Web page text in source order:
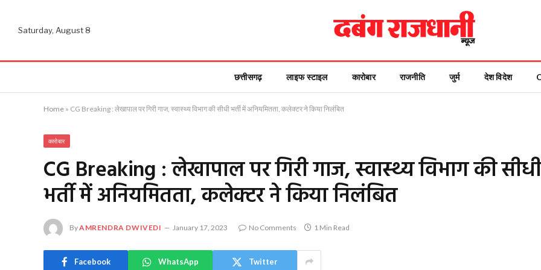
Saturday, August 8
छत्तीसगढ़ लाइफ स्टाइल कारोबार राजनीति जुर्म देश विदेश
Home » CG Breaking : लेखापाल पर गिरी गाज, स्वास्थ्य विभाग की सीधी भर्ती में अनियमितता, कलेक्टर ने किया निलंबित
कारोबार
CG Breaking : लेखापाल पर गिरी गाज, स्वास्थ्य विभाग की
भर्ती में अनियमितता, कलेक्टर ने किया निलंबित
ByAMRENDRA DWIVEDI January 17, 2023 No Comments 1 Min Read
Facebook WhatsApp Twitter